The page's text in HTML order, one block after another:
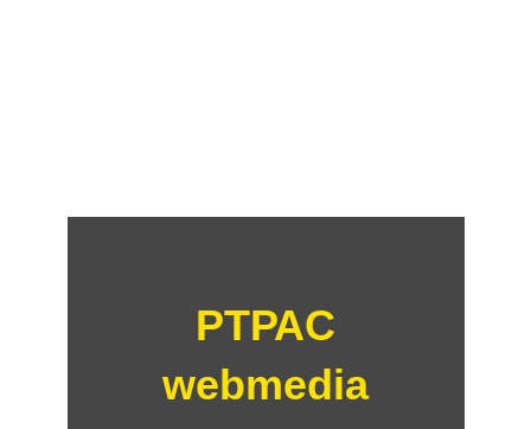
PTPAC
webmedia